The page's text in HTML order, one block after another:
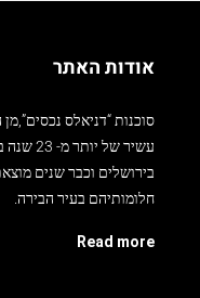
עשיר
בירושלים וכבר שנים
חלומותיהם בעיר הבירה.